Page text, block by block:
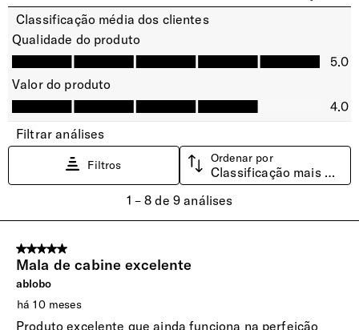
Capacidade de Carga Aprox.
15 Kg
Compartimento Superior
Bloco superior com divisor de malha e fecho de correr,
proporcionando uma melhor organização e embalagem
fácil.
Compartimento Inferior
Cintas Ajustadoras
Cintas elásticas no compartimento inferior para melhor
organização e reduzir vincos no vestuário.